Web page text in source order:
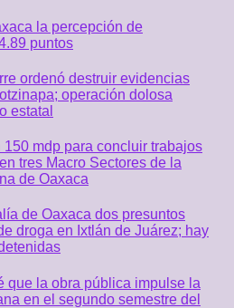
la percepción de
puntos
ordenó destruir evidencias
operación dolosa
estatal
150 mdp para concluir trabajos
tres Macro Sectores de la
de Oaxaca
de Oaxaca dos presuntos
droga en Ixtlán de Juárez; hay
que la obra pública impulse la
en el segundo semestre del